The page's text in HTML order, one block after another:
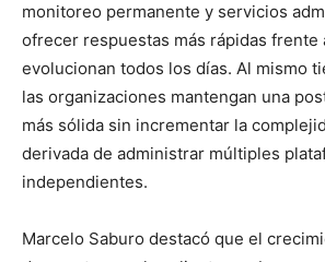
monitoreo permanente y servicios
ofrecer respuestas más rápidas frente
evolucionan todos los días. Al mismo
las organizaciones mantengan una
más sólida sin incrementar la
derivada de administrar múltiples
independientes.
Marcelo Saburo destacó que el